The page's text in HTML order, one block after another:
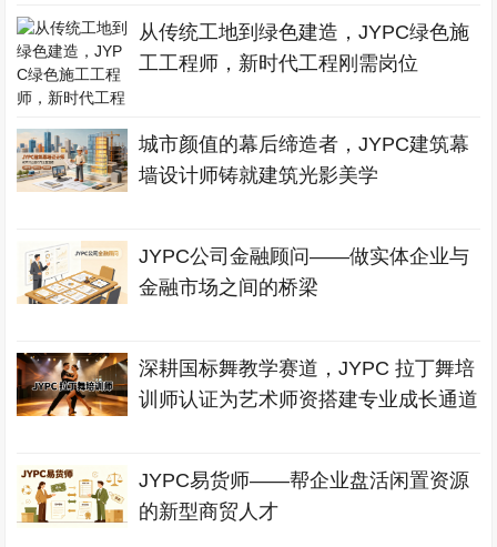
从传统工地到绿色建造，JYPC绿色施
工工程师，新时代工程刚需岗位
城市颜值的幕后缔造者，JYPC建筑幕
墙设计师铸就建筑光影美学
JYPC公司金融顾问——做实体企业与
金融市场之间的桥梁
深耕国标舞教学赛道，JYPC 拉丁舞培
训师认证为艺术师资搭建专业成长通道
JYPC易货师——帮企业盘活闲置资源
的新型商贸人才